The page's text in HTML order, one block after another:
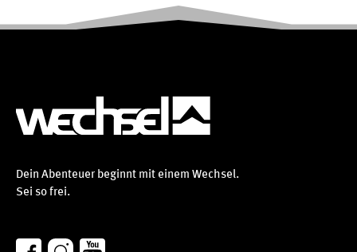
Dein Abenteuer beginnt mit einem Wechsel.
Sei so frei.